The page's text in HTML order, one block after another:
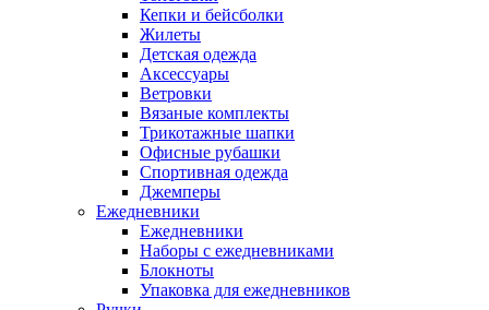
Кепки и бейсболки
Жилеты
Детская одежда
Аксессуары
Ветровки
Вязаные комплекты
Трикотажные шапки
Офисные рубашки
Спортивная одежда
Джемперы
Ежедневники
Ежедневники
Наборы с ежедневниками
Блокноты
Упаковка для ежедневников